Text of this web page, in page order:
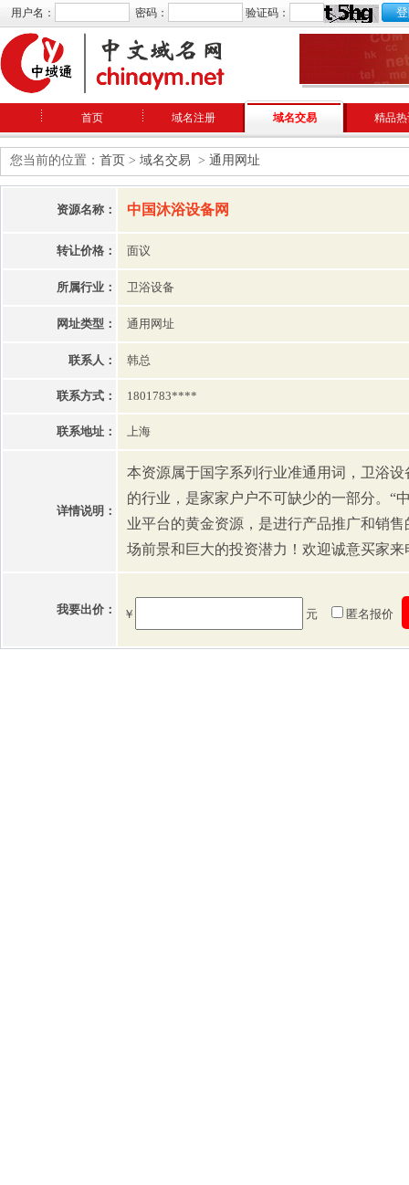
用户名： 密码： 验证码：
首页 域名注册 域名交易 精品
您当前的位置： 首页 > 域名交易 > 通用网址
资源名称： 中国沐浴设备网
转让价格： 面议
所属行业： 卫浴设备
网址类型： 通用网址
联系人： 韩总
联系方式： 1801783****
联系地址： 上海
详情说明：
本资源属于国字系列行业准通用词，卫浴
的行业，是家家户户不可缺少的一部分。“
业平台的黄金资源，是进行产品推广和销
场前景和巨大的投资潜力！欢迎诚意买家来
我要出价： ￥ 元 匿名报价